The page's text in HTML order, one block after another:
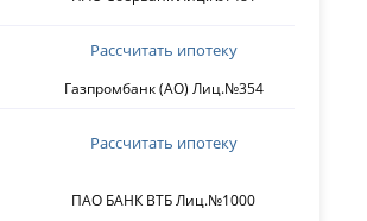
Газпромбанк (АО) Лиц.№354
Рассчитать ипотеку
ПАО БАНК ВТБ Лиц.№1000
Рассчитать ипотеку